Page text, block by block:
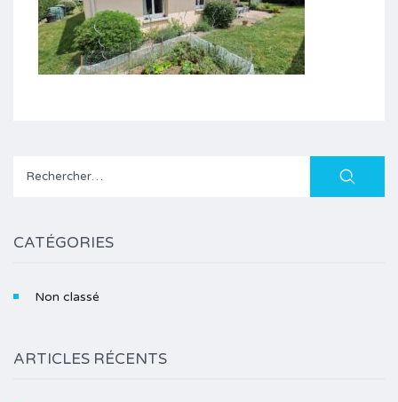
Rechercher :
CATÉGORIES
Non classé
ARTICLES RÉCENTS